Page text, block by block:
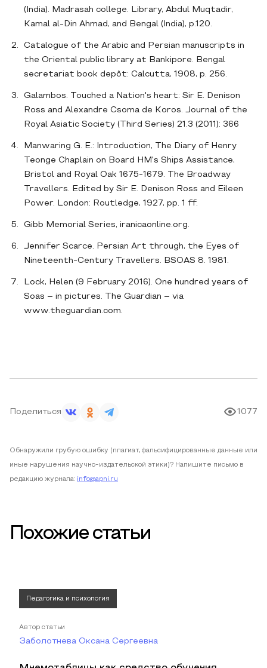
(India). Madrasah college. Library, Abdul Muqtadir,
Kamal al-Din Ahmad, and Bengal (India), p.120.
Catalogue of the Arabic and Persian manuscripts in
the Oriental public library at Bankipore. Bengal
secretariat book depôt: Calcutta, 1908, p. 256.
Galambos. Touched a Nation's heart: Sir E. Denison
Ross and Alexandre Csoma de Koros. Journal of the
Royal Asiatic Society (Third Series) 21.3 (2011): 366
Manwaring G. E.: Introduction, The Diary of Henry
Teonge Chaplain on Board HM's Ships Assistance,
Bristol and Royal Oak 1675-1679. The Broadway
Travellers. Edited by Sir E. Denison Ross and Eileen
Power. London: Routledge, 1927, pp. 1 ff.
Gibb Memorial Series, iranicaonline.org.
Jennifer Scarce. Persian Art through, the Eyes of
Nineteenth-Century Travellers. BSOAS 8. 1981.
Lock, Helen (9 February 2016). One hundred years of
Soas – in pictures. The Guardian – via
www.theguardian.com.
Поделиться 1077
Обнаружили грубую ошибку (плагиат, фальсифицированные данные или
иные нарушения научно-издательской этики)? Напишите письмо в
редакцию журнала: info@apni.ru
Похожие статьи
Педагогика и психология
Автор статьи
Заболотнева Оксана Сергеевна